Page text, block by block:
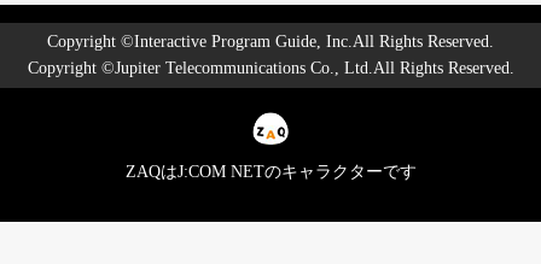
Copyright ©Interactive Program Guide, Inc.All Rights Reserved.
Copyright ©Jupiter Telecommunications Co., Ltd.All Rights Reserved.
ZAQはJ:COM NETのキャラクターです